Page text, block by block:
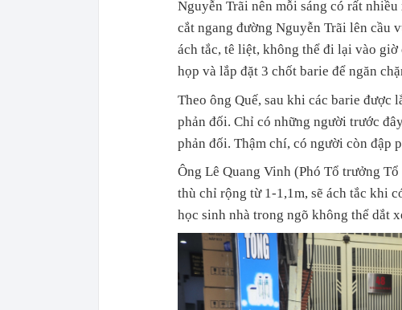
Nguyễn Trãi nên mỗi sáng có rất
cắt ngang đường Nguyễn Trãi lên cầu
ách tắc, tê liệt, không thể đi lại vào giờ
họp và lắp đặt 3 chốt barie để ngăn
Theo ông Quế, sau khi các barie
phản đối. Chỉ có những người trước
phản đối. Thậm chí, có người còn đập
Ông Lê Quang Vinh (Phó Tổ trưởng
thù chỉ rộng từ 1-1,1m, sẽ ách tắc khi
học sinh nhà trong ngõ không thể dắt